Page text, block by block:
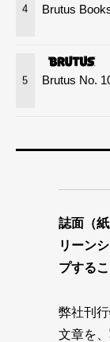
4 Brutus
5 Brutus No.
誌面（
リーン
プする
弊社刊
文章を